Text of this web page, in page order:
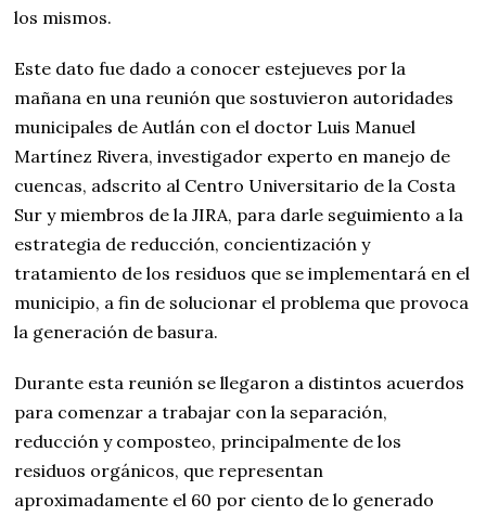
los mismos.
Este dato fue dado a conocer estejueves por la
mañana en una reunión que sostuvieron autoridades
municipales de Autlán con el doctor Luis Manuel
Martínez Rivera, investigador experto en manejo de
cuencas, adscrito al Centro Universitario de la Costa
Sur y miembros de la JIRA, para darle seguimiento a la
estrategia de reducción, concientización y
tratamiento de los residuos que se implementará en el
municipio, a fin de solucionar el problema que provoca
la generación de basura.
Durante esta reunión se llegaron a distintos acuerdos
para comenzar a trabajar con la separación,
reducción y composteo, principalmente de los
residuos orgánicos, que representan
aproximadamente el 60 por ciento de lo generado